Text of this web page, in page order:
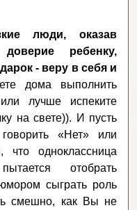
люди, оказав
ребенку,
- веру в себя и
дома выполнить
лучше испеките
на свете)). И пусть
«Нет» или
что одноклассница
отобрать
сыграть роль
смешно, как Вы не